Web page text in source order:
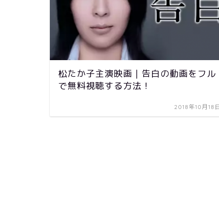
松たか子主演映画｜告白の動画をフル
で無料視聴する方法！
2018年10月18